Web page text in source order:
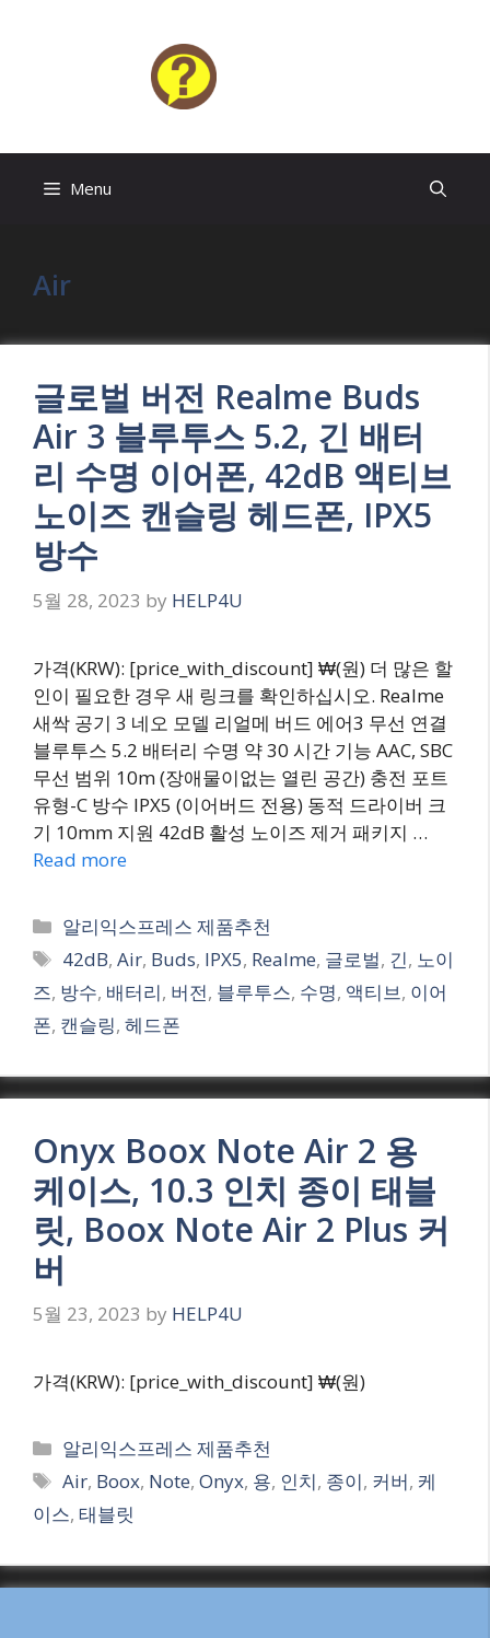
Menu
Air
글로벌 버전 Realme Buds
Air 3 블루투스 5.2, 긴 배터
리 수명 이어폰, 42dB 액티브
노이즈 캔슬링 헤드폰, IPX5
방수
5월 28, 2023 by HELP4U
가격(KRW): [price_with_discount] ₩(원) 더 많은 할
인이 필요한 경우 새 링크를 확인하십시오. Realme
새싹 공기 3 네오 모델 리얼메 버드 에어3 무선 연결
블루투스 5.2 배터리 수명 약 30 시간 기능 AAC, SBC
무선 범위 10m (장애물이없는 열린 공간) 충전 포트
유형-C 방수 IPX5 (이어버드 전용) 동적 드라이버 크
기 10mm 지원 42dB 활성 노이즈 제거 패키지 …
Read more
Categories
알리익스프레스 제품추천
Tags
42dB,Air, Buds, IPX5, Realme, 글로벌, 긴, 노이
즈, 방수, 배터리, 버전, 블루투스, 수명, 액티브, 이어
폰, 캔슬링, 헤드폰
Onyx Boox Note Air 2 용
케이스, 10.3 인치 종이 태블
릿, Boox Note Air 2 Plus 커
버
5월 23, 2023 by HELP4U
가격(KRW): [price_with_discount] ₩(원)
Categories
알리익스프레스 제품추천
Tags
Air, Boox, Note,Onyx, 용, 인치, 종이, 커버, 케
이스, 태블릿